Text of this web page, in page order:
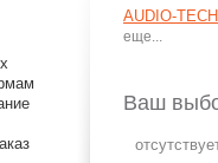
AUDIO-
Beyerdynamic
Koss (54)
Monster (4)
Ваш